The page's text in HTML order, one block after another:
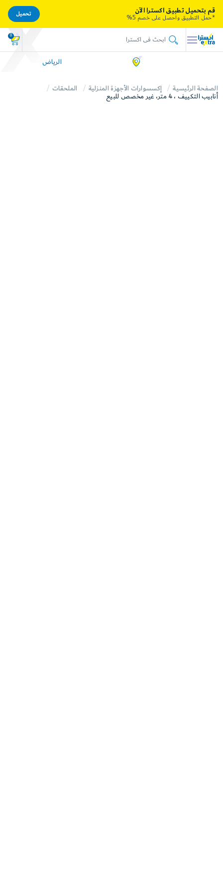
0
الرياض
الصفحة الرئيسية إكسسوارات الأجهزة المنزلية
الملحقات
أنابيب التكييف ، 4 متر، غير مخصص للبيع
قم بتحميل تطبيق اكسترا الآن
*حمل التطبيق واحصل على خصم 5%
تحميل